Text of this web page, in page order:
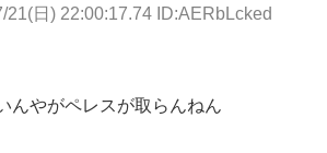
21(日) 22:00:17.74 ID:AERbLcked
んやがペレスが取らんねん